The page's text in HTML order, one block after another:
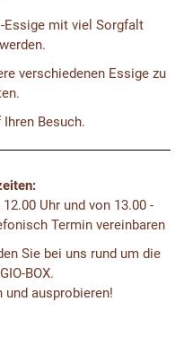
Essige mit viel Sorgfalt
verschiedenen Essige zu
Besuch.
12.00 Uhr und von 13.00 -
Termin vereinbaren
Sie bei uns rund um die
BOX.
ausprobieren!